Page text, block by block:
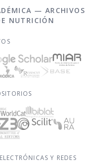
— ARCHIVOS
NUTRICIÓN
Y REDES